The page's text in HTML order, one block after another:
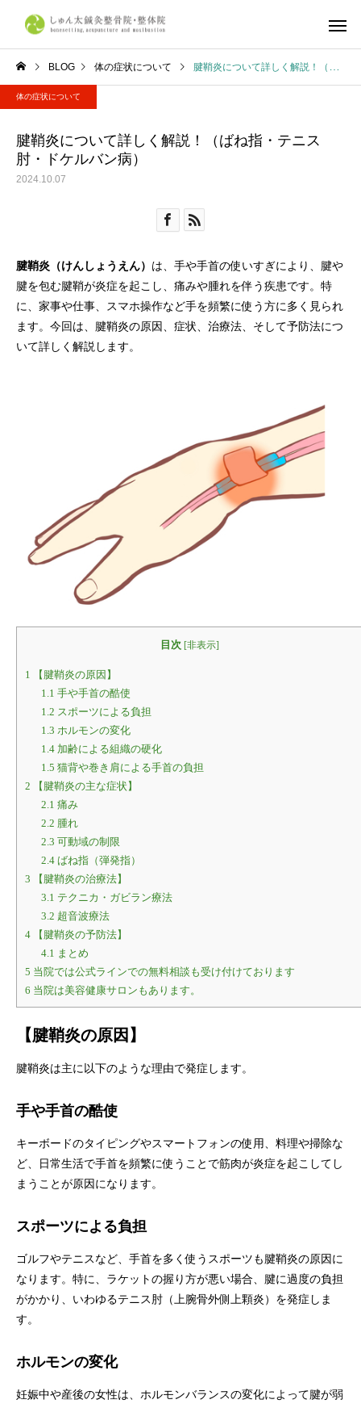
産前・産後整体
鍼灸整骨院・整体院へ
合・合宿・遠征後の疲
復とコンディショニン
ら、しゅん太鍼灸整骨
整体院へ
BLOG 体の症状について 腱鞘炎について詳しく解説！（ばね指・テニス肘・ドケルバン病）
体の症状について
腱鞘炎について詳しく解説！（ばね指・テニス
肘・ドケルバン病）
2024.10.07
腱鞘炎（けんしょうえん） は、手や手首の使いすぎにより、腱や
腱を包む腱鞘が炎症を起こし、痛みや腫れを伴う疾患です。特
に、家事や仕事、スマホ操作など手を頻繁に使う方に多く見られ
ます。今回は、腱鞘炎の原因、症状、治療法、そして予防法につ
いて詳しく解説します。
目次 [非表示]
1
【腱鞘炎の原因】
1.1 手や手首の酷使
1.2 スポーツによる負担
1.3 ホルモンの変化
1.4加齢による組織の硬化
1.5 猫背や巻き肩による手首の負担
2 【腱鞘炎の主な症状】
2.1 痛み
2.2 腫れ
2.3 可動域の制限
2.4ばね指（弾発指）
3 【腱鞘炎の治療法】
3.1 テクニカ・ガビラン療法
3.2 超音波療法
4 【腱鞘炎の予防法】
4.1 まとめ
5 当院では公式ラインでの無料相談も受け付けております
6 当院は美容健康サロンもあります。
【腱鞘炎の原因】
腱鞘炎は主に以下のような理由で発症します。
手や手首の酷使
キーボードのタイピングやスマートフォンの使用、料理や掃除な
ど、日常生活で手首を頻繁に使うことで筋肉が炎症を起こしてし
まうことが原因になります。
スポーツによる負担
ゴルフやテニスなど、手首を多く使うスポーツも腱鞘炎の原因に
なります。特に、ラケットの握り方が悪い場合、腱に過度の負担
がかかり、いわゆるテニス肘（上腕骨外側上顆炎）を発症しま
す。
ホルモンの変化
妊娠中や産後の女性は、ホルモンバランスの変化によって腱が弱